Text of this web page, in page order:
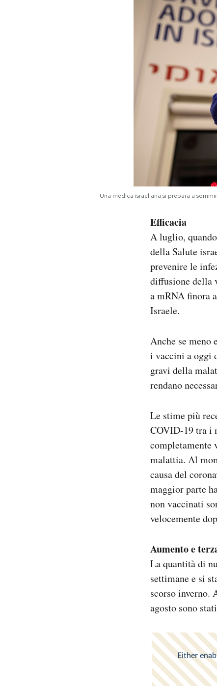
Una medica israeliana si prepara a
Efficacia
A luglio,
della Salute
prevenire le
diffusione della
a mRNA finora
Israele.
Anche se meno
i vaccini a oggi
gravi della
rendano
Le stime più
COVID-19 tra i
completamente
malattia. Al
causa del
maggior parte
non vaccinati
velocemente
Aumento e
La quantità di
settimane e si
scorso inverno.
agosto sono